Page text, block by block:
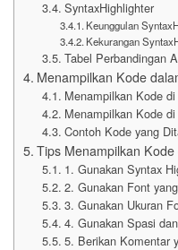
SyntaxHighlighter
Keunggulan
Kekurangan
Tabel Perbandingan
Menampilkan Kode
Menampilkan Kode
Menampilkan Kode
Contoh Kode yang
Tips Menampilkan
1. Gunakan Syntax
2. Gunakan Font
3. Gunakan Ukuran
4. Gunakan Spasi
5. Berikan Komentar